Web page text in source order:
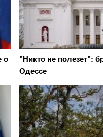
о
"Никто не полезет":
Одессе